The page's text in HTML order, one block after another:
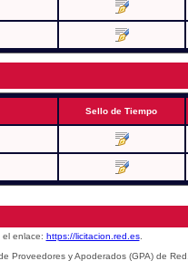
Sello de Tiempo
el enlace: https://licitacion.red.es.
Proveedores y Apoderados (GPA) de